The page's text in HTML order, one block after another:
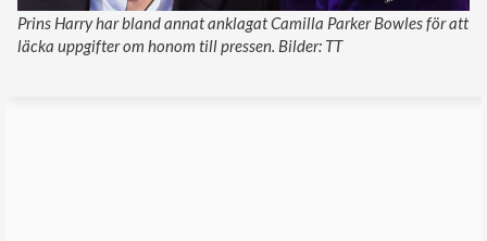
Prins Harry har bland annat anklagat Camilla Parker Bowles för att
läcka uppgifter om honom till pressen. Bilder: TT